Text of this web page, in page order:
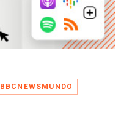
BBCNEWSMUNDO